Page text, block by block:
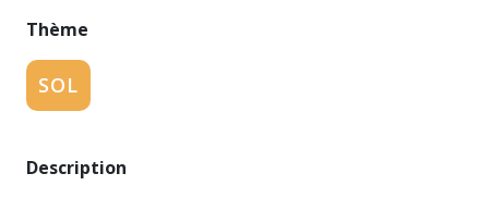
Thème
SOL
Description